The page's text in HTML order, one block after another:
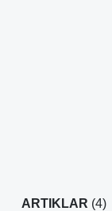
ARTIKLAR (4)